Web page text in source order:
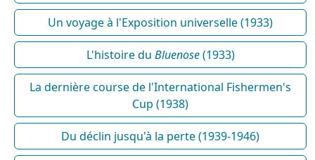
Un voyage à l'Exposition universelle (1933)
L'histoire du Bluenose(1933)
La dernière course de l'International Fishermen's
Cup (1938)
Du déclin jusqu'à la perte (1939-1946)